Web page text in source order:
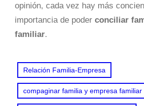
opinión, cada vez hay más
importancia de poder conciliar
familiar.
Relación Familia-Empresa
compaginar familia y empresa familiar